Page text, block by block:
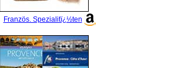
Französ. Spezialitï¿½ten